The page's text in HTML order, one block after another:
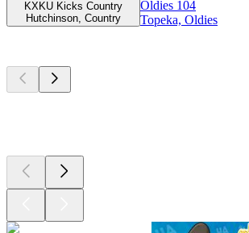
KXKU Kicks Country
Hutchinson, Country
Oldies 104
Topeka, Oldies